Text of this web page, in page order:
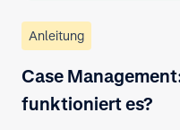
Anleitung
Case
funktioniert es?